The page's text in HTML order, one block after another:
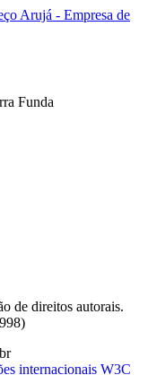
Funda
de direitos autorais.